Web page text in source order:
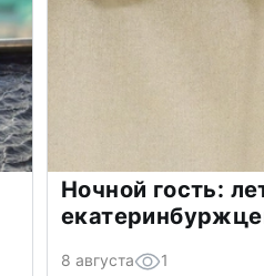
Ночной гость:
8 августа 1